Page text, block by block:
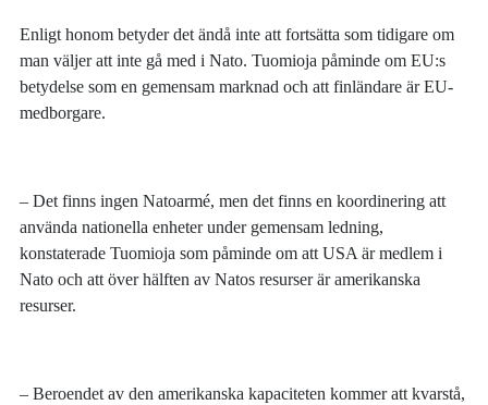
Enligt honom betyder det ändå inte att fortsätta som tidigare om
man väljer att inte gå med i Nato. Tuomioja påminde om EU:s
betydelse som en gemensam marknad och att finländare är EU-
medborgare.
– Det finns ingen Natoarmé, men det finns en koordinering att
använda nationella enheter under gemensam ledning,
konstaterade Tuomioja som påminde om att USA är medlem i
Nato och att över hälften av Natos resurser är amerikanska
resurser.
– Beroendet av den amerikanska kapaciteten kommer att kvarstå,